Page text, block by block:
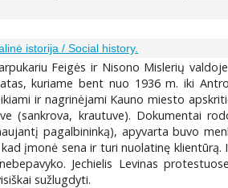
istorija / Social history.
Feigės ir Nisono Mislerių
kuriame bent nuo 1936 m. iki
ir nagrinėjami Kauno miesto
(sankrova, krautuve). Dokumentai
pagalbininką), apyvarta buvo
įmonė sena ir turi nuolatinę klientūrą.
Jechielis Levinas
sužlugdyti.